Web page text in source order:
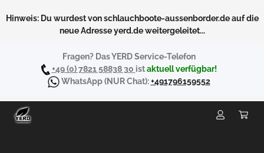
Hinweis: Du wurdest von schlauchboote-aussenborder.de auf die
neue Adresse yerd.de weitergeleitet...
Fragen? Das YERD Service-Telefon
+49 (0) 7821 58838 30 istaktuell verfügbar!
WhatsApp(NUR Chat):+491796159552